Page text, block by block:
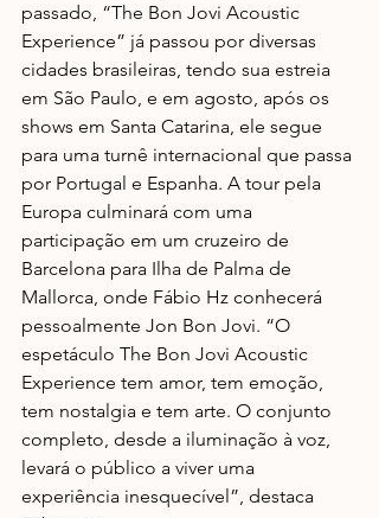
passado, “The Bon Jovi Acoustic
Experience” já passou por diversas
cidades brasileiras, tendo sua estreia
em São Paulo, e em agosto, após os
shows em Santa Catarina, ele segue
para uma turnê internacional que passa
por Portugal e Espanha. A tour pela
Europa culminará com uma
participação em um cruzeiro de
Barcelona para Ilha de Palma de
Mallorca, onde Fábio Hz conhecerá
pessoalmente Jon Bon Jovi. “O
espetáculo The Bon Jovi Acoustic
Experience tem amor, tem emoção,
tem nostalgia e tem arte. O conjunto
completo, desde a iluminação à voz,
levará o público a viver uma
experiência inesquecível”, destaca